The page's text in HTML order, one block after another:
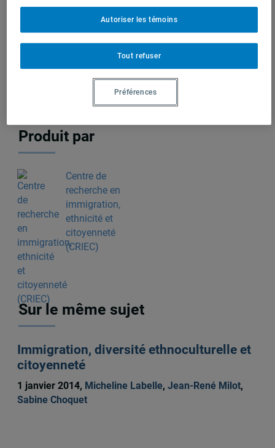
émérite,
Produit par
Centre de
recherche en
immigration,
ethnicité et
citoyenneté
(CRIEC)
Sur le même sujet
Immigration, diversité ethnoculturelle et
citoyenneté
1 janvier 2014, Micheline Labelle, Jean-René Milot,
Sabine Choquet
Tout refuser
Autoriser les témoins
Préférences